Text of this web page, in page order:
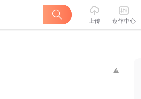
上传 创作中心